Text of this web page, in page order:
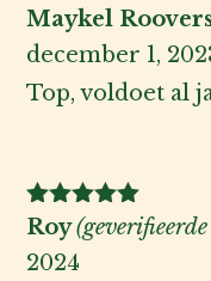
Gewaardeerd
uit 5
Maykel
december 1,
Top, voldoet al
Gewaardeerd
uit 5
Roy
2024